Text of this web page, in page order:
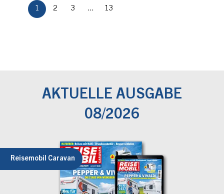
1 2 3 ... 13
AKTUELLE AUSGABE
08/2026
Reisemobil Caravan